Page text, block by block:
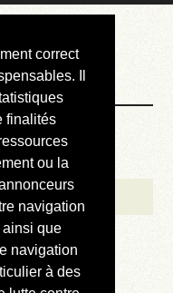
correct
Il
finalités
ou la
navigation
ainsi que
navigation
à des